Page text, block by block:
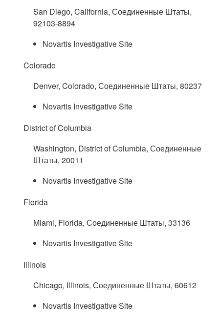
San Diego, California, Соединенные Штаты,
92103-8894
Novartis Investigative Site
Colorado
Denver, Colorado, Соединенные Штаты, 80237
Novartis Investigative Site
District of Columbia
Washington, District of Columbia, Соединенные
Штаты, 20011
Novartis Investigative Site
Florida
Miami, Florida, Соединенные Штаты, 33136
Novartis Investigative Site
Illinois
Chicago, Illinois, Соединенные Штаты, 60612
Novartis Investigative Site